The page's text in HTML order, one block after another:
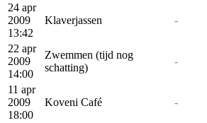
24 apr
2009
13:42
Klaverjassen -
22 apr
2009
14:00
Zwemmen (tijd nog
schatting)
-
11 apr
2009
18:00
Koveni Café -